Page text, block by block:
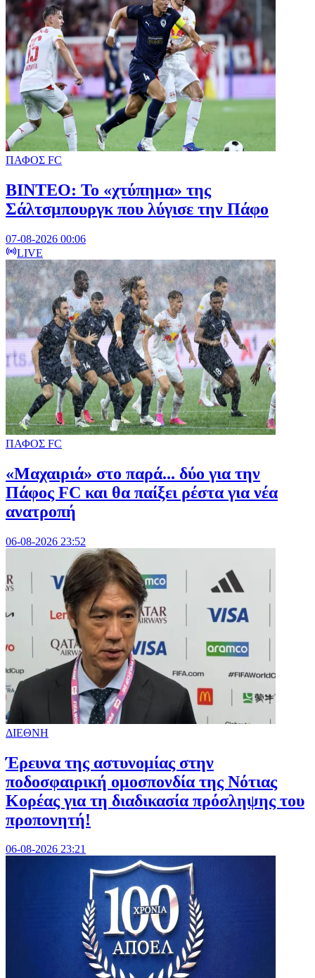
ΠΑΦΟΣ FC
ΒΙΝΤΕΟ: Το «χτύπημα» της
Σάλτσμπουργκ που λύγισε την Πάφο
07-08-2026 00:06
LIVE
ΠΑΦΟΣ FC
«Μαχαιριά» στο παρά... δύο για την
Πάφος FC και θα παίξει ρέστα για νέα
ανατροπή
06-08-2026 23:52
ΔΙΕΘΝΗ
Έρευνα της αστυνομίας στην
ποδοσφαιρική ομοσπονδία της Νότιας
Κορέας για τη διαδικασία πρόσληψης του
προπονητή!
06-08-2026 23:21